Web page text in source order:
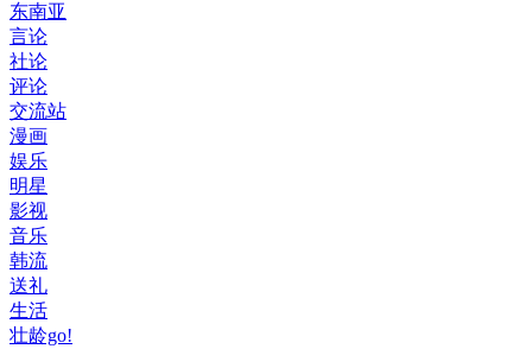
东南亚
言论
社论
评论
交流站
漫画
娱乐
明星
影视
音乐
韩流
送礼
生活
壮龄go!